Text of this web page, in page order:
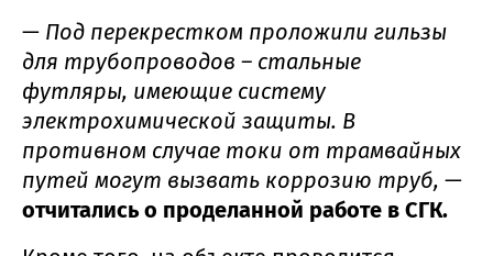
— Под перекрестком проложили гильзы
для трубопроводов – стальные
футляры, имеющие систему
электрохимической защиты. В
противном случае токи от трамвайных
путей могут вызвать коррозию труб, —
отчитались о проделанной работе в СГК.